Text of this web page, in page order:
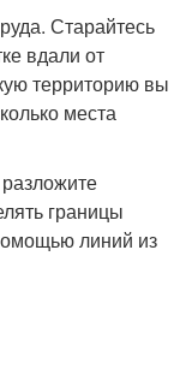
Старайтесь
вдали от
территорию вы
места
границы
линий из